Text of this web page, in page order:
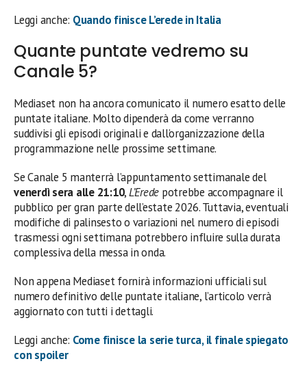
Leggi anche: Quando finisce L’erede in Italia
Quante puntate vedremo su
Canale 5?
Mediaset non ha ancora comunicato il numero esatto delle
puntate italiane. Molto dipenderà da come verranno
suddivisi gli episodi originali e dall’organizzazione della
programmazione nelle prossime settimane.
Se Canale 5 manterrà l’appuntamento settimanale del
venerdì sera alle 21:10,L’Erede potrebbe accompagnare il
pubblico per gran parte dell’estate 2026. Tuttavia, eventuali
modifiche di palinsesto o variazioni nel numero di episodi
trasmessi ogni settimana potrebbero influire sulla durata
complessiva della messa in onda.
Non appena Mediaset fornirà informazioni ufficiali sul
numero definitivo delle puntate italiane, l’articolo verrà
aggiornato con tutti i dettagli.
Leggi anche: Come finisce la serie turca, il finale spiegato
con spoiler